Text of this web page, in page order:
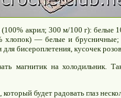
(100% акрил; 300 м/100 г): белые
хлопок) — белые и
бисероплетения, кусочек
магнитик на холодильник.
будет радовать глаз